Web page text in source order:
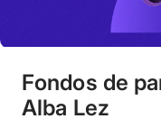
Fondos de
Alba Lez